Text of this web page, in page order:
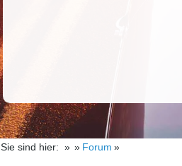
Sie sind hier: Forum